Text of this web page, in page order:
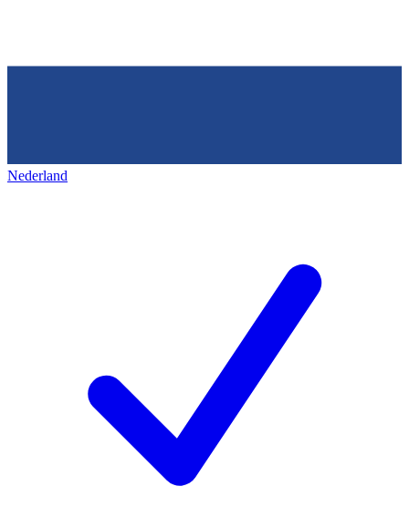
Nederland